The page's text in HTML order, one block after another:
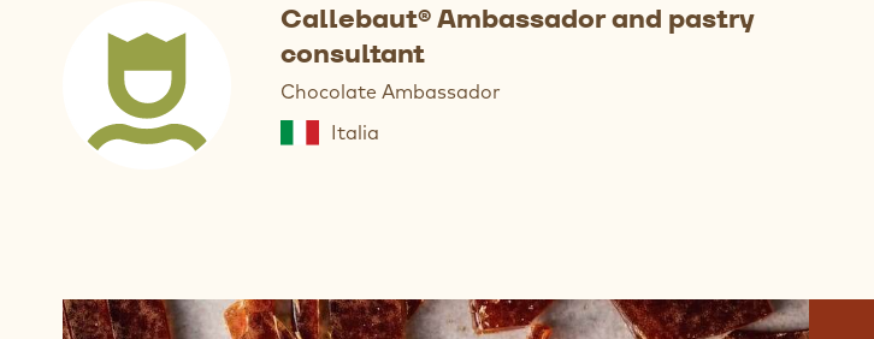
Callebaut® Ambassador and pastry
consultant
Chocolate Ambassador
Italia